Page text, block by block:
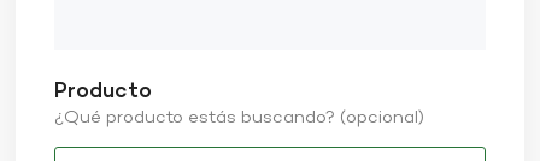
Producto
¿Qué producto estás buscando? (opcional)